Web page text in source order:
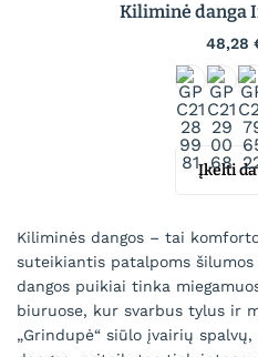
Kiliminė danga
48,28
Įkelti
Kiliminės dangos – tai
suteikiantis patalpoms
dangos puikiai tinka
biuruose, kur svarbus tylus ir
„Grindupė“ siūlo įvairių